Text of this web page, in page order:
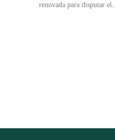
renovada para disputar el...